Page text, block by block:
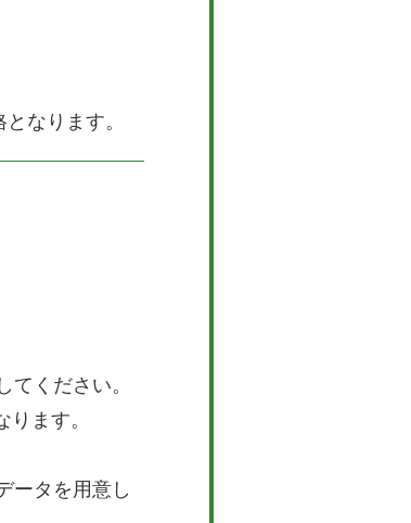
なります。
てください。
ます。
ータを用意し